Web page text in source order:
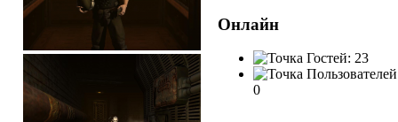
Онлайн
Гостей: 23
0